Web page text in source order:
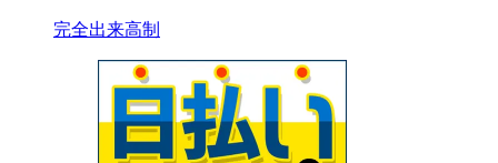
完全出来高制